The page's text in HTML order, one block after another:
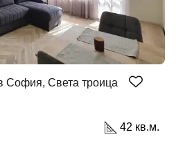
София, Света троица
42 кв.м.